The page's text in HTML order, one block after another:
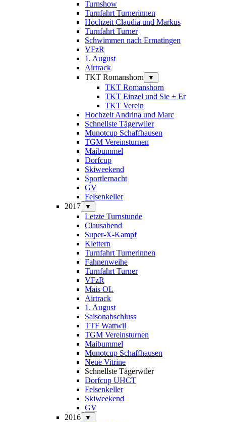
Turnshow
Turnfahrt Turnerinnen
Hochzeit Claudia und Markus
Turnfahrt Turner
Schwimmen nach Ermatingen
VFzR
1. August
Airtrack
TKT Romanshorn
▼
TKT Romanshorn
TKT Einzel und Sie + Er
TKT Verein
Hochzeit Andrina und Marc
Schnellste Tägerwiler
Munotcup Schaffhausen
TGM Vereinsturnen
Maibummel
Dorfcup
Skiweekend
Sportlernacht
GV
Felsenkeller
2017
▼
Letzte Turnstunde
Clausabend
Super-X-Kampf
Klettern
Turnfahrt Turnerinnen
Fahnenweihe
Turnfahrt Turner
VFzR
Mais OL
Airtrack
1. August
Saisonabschluss
TTF Wattwil
TGM Vereinsturnen
Maibummel
Munotcup Schaffhausen
Neue Vitrine
Schnellste Tägerwiler
Dorfcup UHCT
Felsenkeller
Skiweekend
GV
2016
▼